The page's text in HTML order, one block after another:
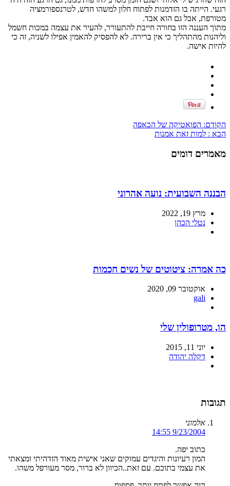
רגעי. הייתה בו הזדמנות לפתוח חלון למשהו חדש, לטרנספורמציה
מטורפת, אבל גם הוא אבד.
מתוך העננה הזו בחורה חייבת להתעורר, להעיר את עצמה במכות חשמל
וליהנות מהתהליך כי אין ברירה. לא להפסיק להאמין אפילו לשניה, זה כי
להיות אישה.
הקודם: הפואטיקה של הכאפה
הבא : למות זאת אמנות
מאמרים דומים
הבננה השבועית: נועה אהרוני
מרץ 19, 2022
נטלי הכהן
כה אמרה: ציטוטים של נשים חכמות
אוקטובר 09, 2020
gali
הו, מטרופולין שלי
יוני 11, 2015
דקלה יהודה
תגובות
אלמוני
9/23/2004 14:55
כתוב יפה.
המון רעיונות והיגדים עמוקים שאני אישית מאוד הזדהיתי ומצאתי
את עצמי בתוכם. עם זאת..הכיוון לא ברור, מסר מעורפל משהו.